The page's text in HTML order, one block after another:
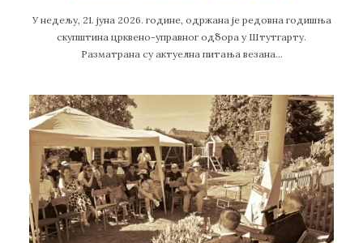
У недељу, 21. јуна 2026. године, одржана је редовна годишња
скупштина црквено-управног одбора у Штутгарту.
Разматрана су актуелна питања везана…